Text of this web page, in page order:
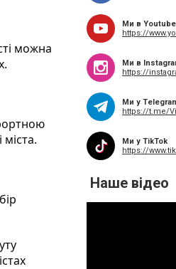
можна
Ми в Youtube
Ми в
https://
Ми у
https://t.me/
Ми у TikTok
https://
Наше відео